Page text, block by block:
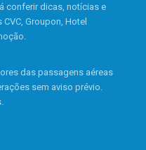
conferir dicas, notícias e
Groupon, Hotel
das passagens aéreas
sem aviso prévio.